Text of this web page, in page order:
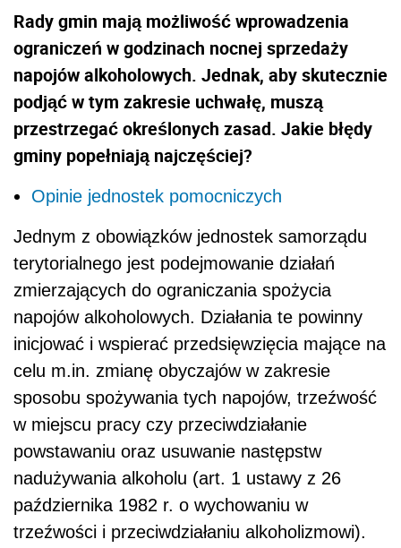
Rady gmin mają możliwość wprowadzenia
ograniczeń w godzinach nocnej sprzedaży
napojów alkoholowych. Jednak, aby skutecznie
podjąć w tym zakresie uchwałę, muszą
przestrzegać określonych zasad. Jakie błędy
gminy popełniają najczęściej?
Opinie jednostek pomocniczych
Jednym z obowiązków jednostek samorządu
terytorialnego jest podejmowanie działań
zmierzających do ograniczania spożycia
napojów alkoholowych. Działania te powinny
inicjować i wspierać przedsięwzięcia mające na
celu m.in. zmianę obyczajów w zakresie
sposobu spożywania tych napojów, trzeźwość
w miejscu pracy czy przeciwdziałanie
powstawaniu oraz usuwanie następstw
nadużywania alkoholu (art. 1 ustawy z 26
października 1982 r. o wychowaniu w
trzeźwości i przeciwdziałaniu alkoholizmowi).